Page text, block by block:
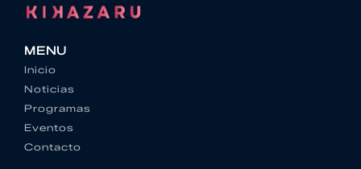
MENU
Inicio
Noticias
Programas
Eventos
Contacto